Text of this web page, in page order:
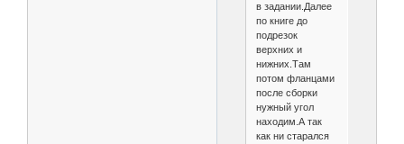
в задании.Далее
по книге до
подрезок
верхних и
нижних.Там
потом фланцами
после сборки
нужный угол
находим.А так
как ни старался